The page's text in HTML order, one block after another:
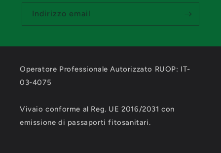
Indirizzo email
Operatore Professionale Autorizzato RUOP: IT-
03-4075
Vivaio conforme al Reg. UE 2016/2031 con
emissione di passaporti fitosanitari.